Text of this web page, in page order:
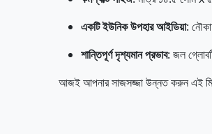
একটি ইউনিক উপহার আইডিয়া:
শান্তিপূর্ণ দৃশ্যমান প্রভাব: জল
আজই আপনার সাজসজ্জা উন্নত করুন এই